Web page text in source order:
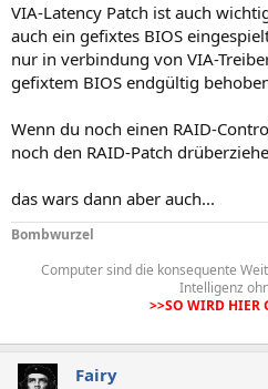
VIA-Latency Patch ist auch
auch ein gefixtes BIOS
nur in verbindung von VIA-
gefixtem BIOS endgültig
Wenn du noch einen RAID-
noch den RAID-Patch
das wars dann aber auch...
Bombwurzel
Computer sind die konsequente
Intelligenz
>>SO WIRD HIER
Fairy